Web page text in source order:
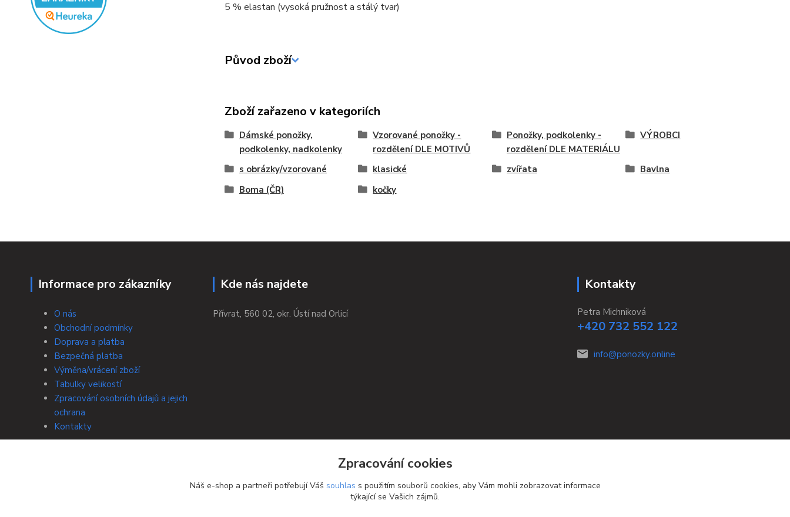
5 % elastan (vysoká pružnost a stálý tvar)
Původ zboží
Zboží zařazeno v kategoriích
Dámské ponožky,
podkolenky, nadkolenky
Vzorované ponožky -
rozdělení DLE MOTIVŮ
Ponožky, podkolenky -
rozdělení DLE MATERIÁLU
VÝROBCI
s obrázky/vzorované klasické zvířata
Bavlna
Boma (ČR)
kočky
Informace pro zákazníky
O nás
Obchodní podmínky
Doprava a platba
Bezpečná platba
Výměna/vrácení zboží
Tabulky velikostí
Zpracování osobních údajů a jejich
ochrana
Kontakty
Kde nás najdete
Přívrat, 560 02, okr. Ústí nad Orlicí
Kontakty
Petra Michniková
+420 732 552 122
info@ponozky.online
Zpracování cookies
Náš e-shop a partneři potřebují Váš souhlas s použitím souborů cookies, aby Vám mohli zobrazovat informace
týkající se Vašich zájmů.